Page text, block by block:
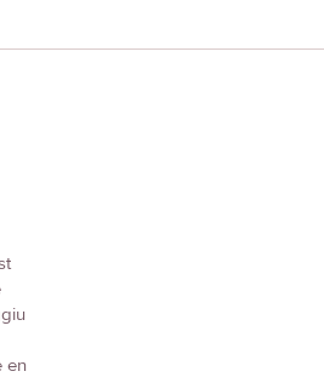
en